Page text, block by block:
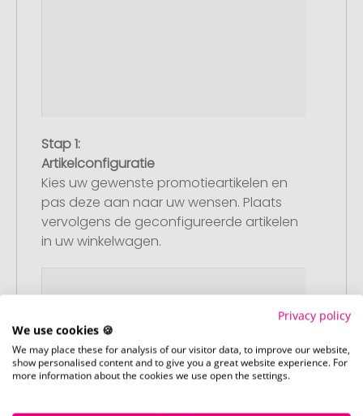
Stap 1:
Artikelconfiguratie
Kies uw gewenste promotieartikelen en
pas deze aan naar uw wensen. Plaats
vervolgens de geconfigureerde artikelen
in uw winkelwagen.
Privacy policy
We use cookies 🍪
We may place these for analysis of our visitor data, to improve our website,
show personalised content and to give you a great website experience. For
more information about the cookies we use open the settings.